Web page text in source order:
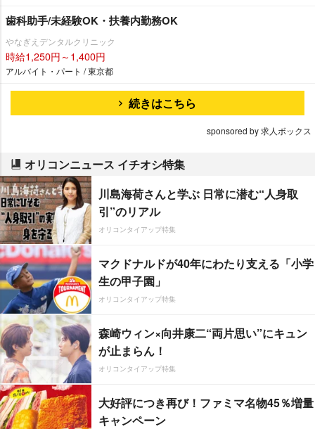
歯科助手/未経験OK・扶養内勤務OK
なぎえデンタルクリニック
時給1,250円～1,400円
アルバイト・パート / 東京都
続きはこちら
sponsored by 求人ボックス
オリコンニュース イチオシ特集
川島海荷さんと学ぶ 日常に潜む“人身取
引”のリアル
オリコンタイアップ特集
マクドナルドが40年にわたり支える「小学
生の甲子園」
オリコンタイアップ特集
森崎ウィン×向井康二“両片思い”にキュン
が止まらん！
オリコンタイアップ特集
大好評につき再び！ファミマ名物45％増量
キャンペーン